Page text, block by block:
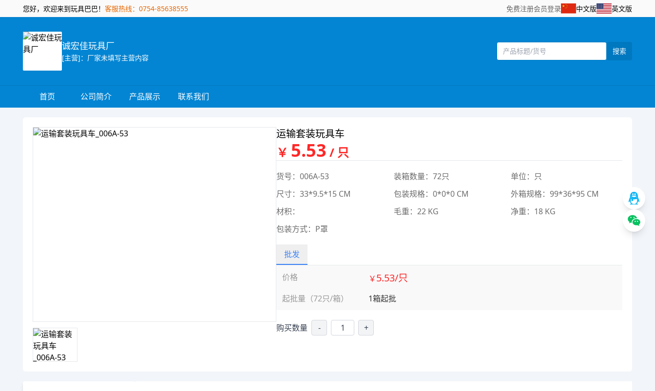
您好，欢迎来到玩具巴巴！ 客服热线：0754-85638555 免费注册会员登录 中文版 英文版
诚宏佳玩具厂
[主营]：厂家未填写主营内容
搜索
首页 公司简介 产品展示 联系我们
运输套装玩具车
￥ 5.53 / 只
货号：006A-53 装箱数量：72只
单位：只
尺寸：33*9.5*15 CM
包装规格：0*0*0 CM
外箱规格：99*36*95 CM
材积：
毛重：22 KG
净重：18 KG
包装方式：P罩
批发
价格
起批量（72只/箱）
￥5.53/只
1箱起批
购买数量 - +